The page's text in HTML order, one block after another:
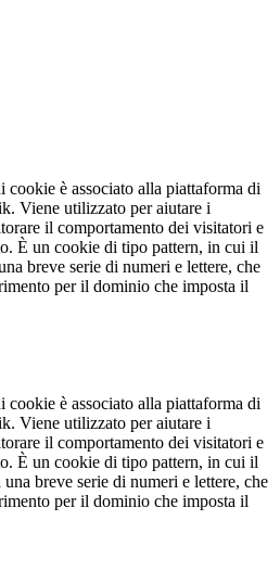
cookie è associato alla piattaforma di
Viene utilizzato per aiutare i
il comportamento dei visitatori e
È un cookie di tipo pattern, in cui il
breve serie di numeri e lettere, che
per il dominio che imposta il
cookie è associato alla piattaforma di
Viene utilizzato per aiutare i
il comportamento dei visitatori e
È un cookie di tipo pattern, in cui il
breve serie di numeri e lettere, che
per il dominio che imposta il